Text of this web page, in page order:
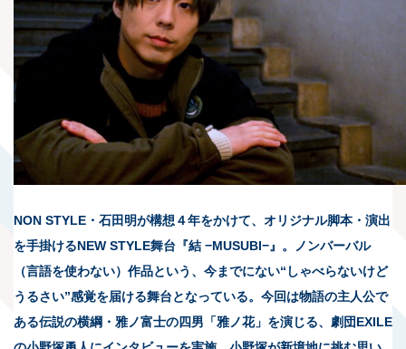
NON STYLE・石田明が構想４年をかけて、オリジナル脚本・演出
を手掛けるNEW STYLE舞台『結 −MUSUBI−』。ノンバーバル
（言語を使わない）作品という、今までにない“しゃべらないけど
うるさい”感覚を届ける舞台となっている。今回は物語の主人公で
ある伝説の横綱・雅ノ富士の四男「雅ノ花」を演じる、劇団EXILE